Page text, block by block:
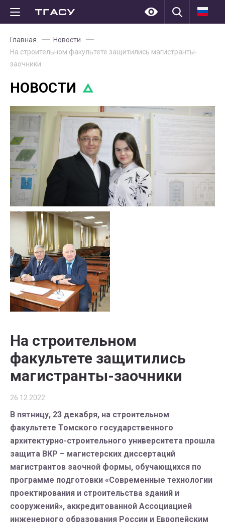
Главная
Новости
На строительном факультете защитились магистранты-
заочники
НОВОСТИ
На строительном
факультете защитились
магистранты-заочники
26.12.2022
В пятницу, 23 декабря, на строительном
факультете Томского государственного
архитектурно-строительного университета прошла
защита ВКР – магистерских диссертаций
магистрантов заочной формы, обучающихся по
программе подготовки «Современные технологии
проектирования и строительства зданий и
сооружений», аккредитованной Ассоциацией
инженерного образования России и Европейским